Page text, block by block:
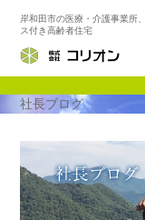
岸和田市の医療・介護事業所
ス付き高齢者住宅
社長ブログ